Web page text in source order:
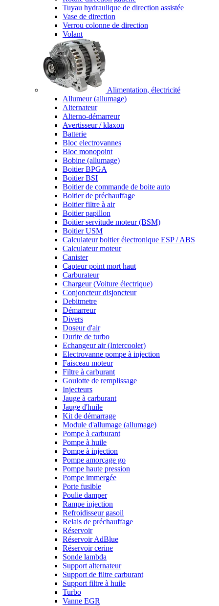
Tuyau hydraulique de direction assistée
Vase de direction
Verrou colonne de direction
Volant
Alimentation, électricité
Allumeur (allumage)
Alternateur
Alterno-démarreur
Avertisseur / klaxon
Batterie
Bloc electrovannes
Bloc monopoint
Bobine (allumage)
Boitier BPGA
Boitier BSI
Boitier de commande de boite auto
Boitier de préchauffage
Boitier filtre à air
Boitier papillon
Boitier servitude moteur (BSM)
Boitier USM
Calculateur boitier électronique ESP / ABS
Calculateur moteur
Canister
Capteur point mort haut
Carburateur
Chargeur (Voiture électrique)
Conjoncteur disjoncteur
Debitmetre
Démarreur
Divers
Doseur d'air
Durite de turbo
Echangeur air (Intercooler)
Electrovanne pompe à injection
Faisceau moteur
Filtre à carburant
Goulotte de remplissage
Injecteurs
Jauge à carburant
Jauge d'huile
Kit de démarrage
Module d'allumage (allumage)
Pompe à carburant
Pompe à huile
Pompe à injection
Pompe amorçage go
Pompe haute pression
Pompe immergée
Porte fusible
Poulie damper
Rampe injection
Refroidisseur gasoil
Relais de préchauffage
Réservoir
Réservoir AdBlue
Réservoir cerine
Sonde lambda
Support alternateur
Support de filtre carburant
Support filtre à huile
Turbo
Vanne EGR